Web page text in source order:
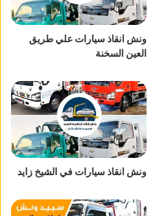
ونش انقاذ سيارات علي طريق
العين السخنة
ونش انقاذ سيارات في الشيخ زايد